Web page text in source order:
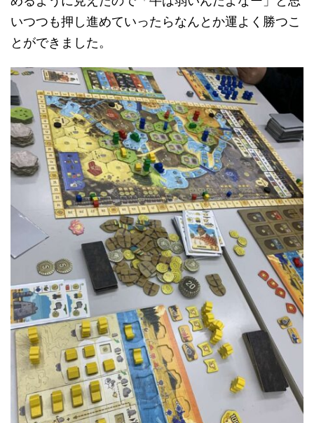
いつつも押し進めていったらなんとか運よく勝つこ
とができました。